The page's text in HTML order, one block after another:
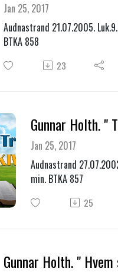
Jan 25, 2017
Audnastrand 21.07.2005.
BTKA 858
23
Gunnar Holth. "
Jan 25, 2017
Audnastrand
min. BTKA 857
25